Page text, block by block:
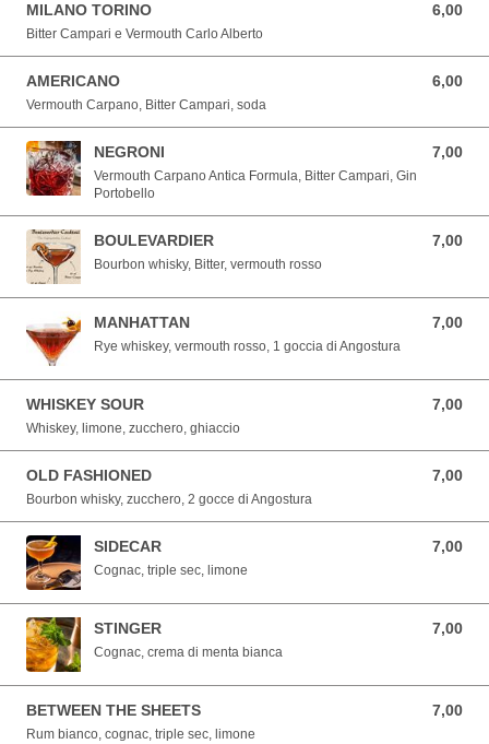
MILANO TORINO 6,00
6,00 EUR
Bitter Campari e Vermouth Carlo Alberto
AMERICANO 6,00
6,00 EUR
Vermouth Carpano, Bitter Campari, soda
NEGRONI 7,00
7,00 EUR
Vermouth Carpano Antica Formula, Bitter Campari, Gin
Portobello
BOULEVARDIER 7,00
7,00 EUR
Bourbon whisky, Bitter, vermouth rosso
MANHATTAN 7,00
7,00 EUR
Rye whiskey, vermouth rosso, 1 goccia di Angostura
WHISKEY SOUR 7,00
7,00 EUR
Whiskey, limone, zucchero, ghiaccio
OLD FASHIONED 7,00
7,00 EUR
Bourbon whisky, zucchero, 2 gocce di Angostura
SIDECAR 7,00
7,00 EUR
Cognac, triple sec, limone
STINGER 7,00
7,00 EUR
Cognac, crema di menta bianca
BETWEEN THE SHEETS 7,00
7,00 EUR
Rum bianco, cognac, triple sec, limone